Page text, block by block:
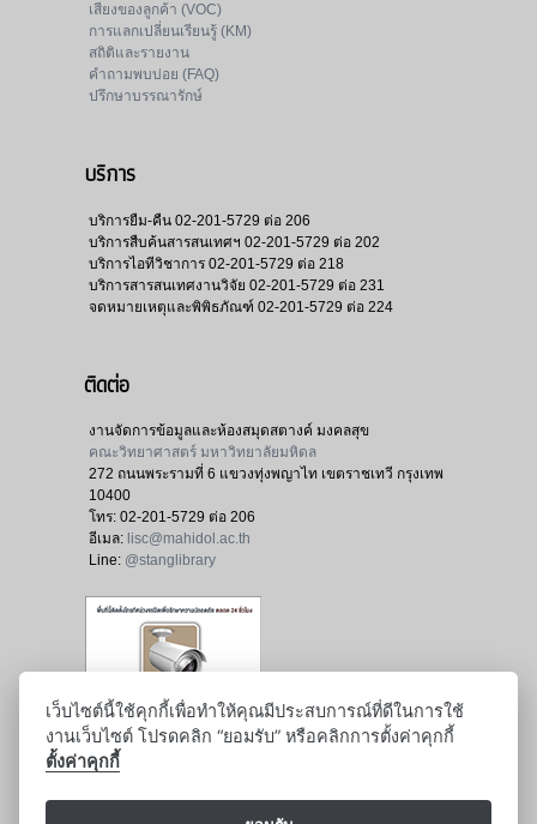
เสียงของลูกค้า (VOC)
การแลกเปลี่ยนเรียนรู้ (KM)
สถิติและรายงาน
คำถามพบบ่อย (FAQ)
ปรึกษาบรรณารักษ์
บริการ
บริการยืม-คืน 02-201-5729 ต่อ 206
บริการสืบค้นสารสนเทศฯ 02-201-5729 ต่อ 202
บริการไอทีวิชาการ 02-201-5729 ต่อ 218
บริการสารสนเทศงานวิจัย 02-201-5729 ต่อ 231
จดหมายเหตุและพิพิธภัณฑ์ 02-201-5729 ต่อ 224
ติดต่อ
งานจัดการข้อมูลและห้องสมุดสตางค์ มงคลสุข
คณะวิทยาศาสตร์ มหาวิทยาลัยมหิดล
272 ถนนพระรามที่ 6 แขวงทุ่งพญาไท เขตราชเทวี กรุงเทพ
10400
โทร: 02-201-5729 ต่อ 206
อีเมล: lisc@mahidol.ac.th
Line: @stanglibrary
เว็บไซต์นี้ใช้คุกกี้เพื่อทำให้คุณมีประสบการณ์ที่ดีในการใช้
งานเว็บไซต์ โปรดคลิก “ยอมรับ” หรือคลิกการตั้งค่าคุกกี้
ตั้งค่าคุกกี้